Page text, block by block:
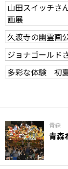
山田スイッチさ
画展
久渡寺の幽霊画
ジョナゴールド
多彩な体験 初
青森
青森